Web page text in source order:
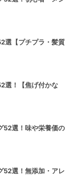
選【プチプラ・髪質
選！【焦げ付かな
52選！味や栄養価の
52選！無添加・アレ